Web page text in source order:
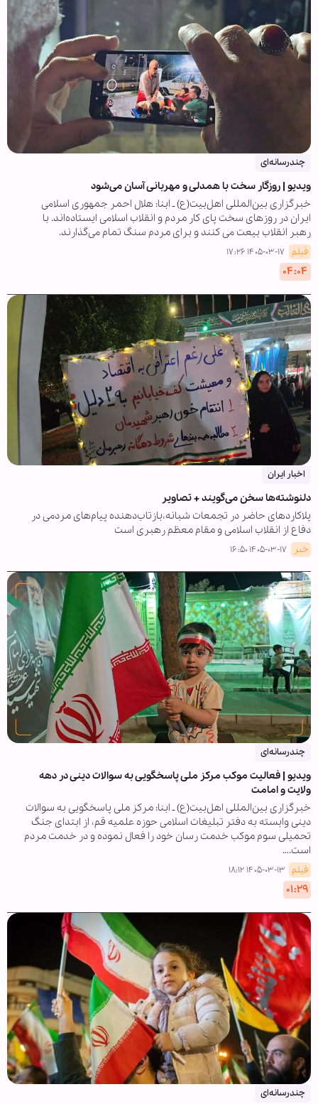
چندرسانه‌ای
ویدیو | روزگار سخت با همدلی و مهربانی آسان می‌شود
خبرگزاری بین‌المللی اهل‌بیت(ع) ـ ابنا: هلال احمر جمهوری اسلامی
ایران در روزهای سخت پای کار مردم و انقلاب اسلامی ایستاده‌اند. با
رهبر انقلاب بیعت می کنند و برای مردم سنگ تمام می‌گذارند.
فیلم ۱۴۰۵-۰۳-۱۷ ۱۷:۲۶
۰۴:۰۴
اخبار ایران
دلنوشته‌ها سخن می‌گویند + تصاویر
پلاکاردهای حاضر در تجمعات شبانه،بازتاب‌دهنده پیام‌های مردمی در
دفاع از انقلاب اسلامی و مقام معظم رهبری است
خبر ۱۴۰۵-۰۳-۱۷ ۱۶:۵۰
چندرسانه‌ای
ویدیو | فعالیت موکب مرکز ملی پاسخگویی به سوالات دینی در دهه
ولایت و امامت
خبرگزاری بین‌المللی اهل‌بیت(ع) ـ ابنا: مرکز ملی پاسخگویی به سوالات
دینی وابسته به دفتر تبلیغات اسلامی حوزه علمیه قم، از ابتدای جنگ
تحمیلی سوم موکب خدمت رسان خود را فعال نموده و در خدمت مردم
است.…
فیلم ۱۴۰۵-۰۳-۱۳ ۱۸:۱۲
۰۱:۲۹
چندرسانه‌ای